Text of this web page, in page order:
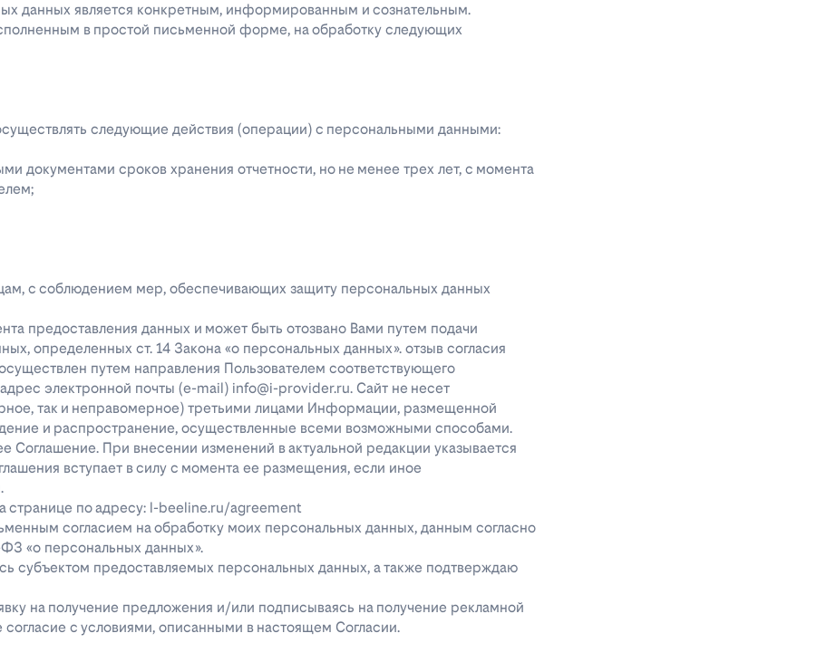
данных является конкретным, информированным и сознательным.
в простой письменной форме, на обработку следующих
следующие действия (операции) с персональными данными:
документами сроков хранения отчетности, но не менее трех лет, с момента
с соблюдением мер, обеспечивающих защиту персональных данных
предоставления данных и может быть отозвано Вами путем подачи
определенных ст. 14 Закона «о персональных данных». отзыв согласия
путем направления Пользователем соответствующего
электронной почты (e-mail) info@i-provider.ru. Сайт не несет
так и неправомерное) третьими лицами Информации, размещенной
и распространение, осуществленные всеми возможными способами.
Соглашение. При внесении изменений в актуальной редакции указывается
вступает в силу с момента ее размещения, если иное
странице по адресу: l-beeline.ru/agreement
согласием на обработку моих персональных данных, данным согласно
«о персональных данных».
субъектом предоставляемых персональных данных, а также подтверждаю
на получение предложения и/или подписываясь на получение рекламной
с условиями, описанными в настоящем Согласии.